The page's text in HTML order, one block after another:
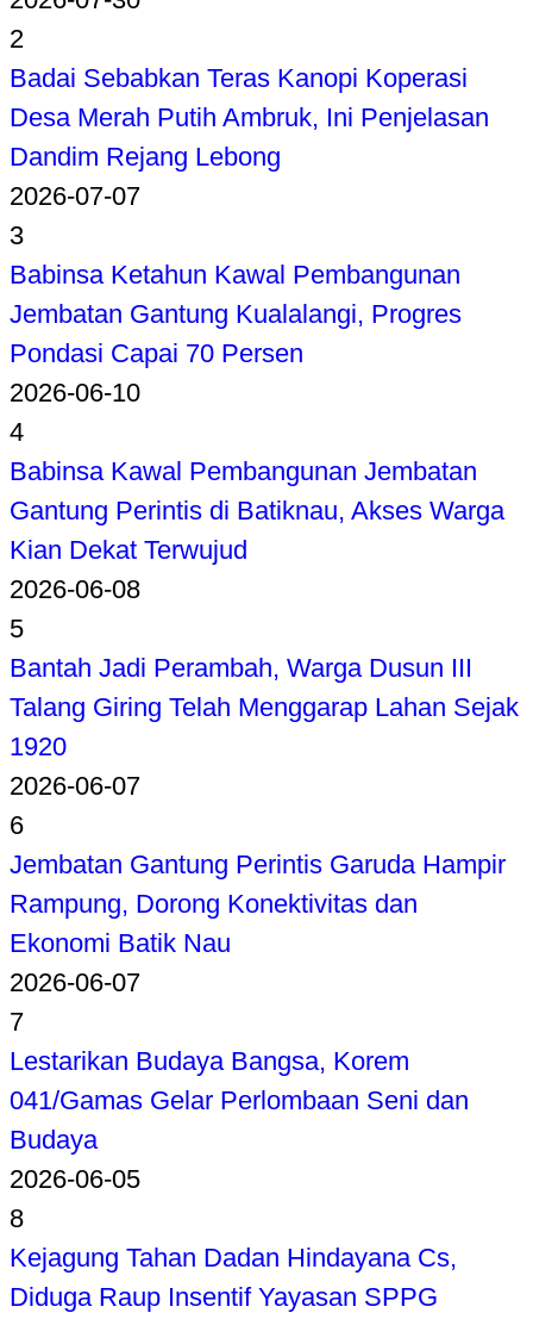
2
Badai Sebabkan Teras Kanopi Koperasi
Desa Merah Putih Ambruk, Ini Penjelasan
Dandim Rejang Lebong
2026-07-07
3
Babinsa Ketahun Kawal Pembangunan
Jembatan Gantung Kualalangi, Progres
Pondasi Capai 70 Persen
2026-06-10
4
Babinsa Kawal Pembangunan Jembatan
Gantung Perintis di Batiknau, Akses Warga
Kian Dekat Terwujud
2026-06-08
5
Bantah Jadi Perambah, Warga Dusun III
Talang Giring Telah Menggarap Lahan Sejak
1920
2026-06-07
6
Jembatan Gantung Perintis Garuda Hampir
Rampung, Dorong Konektivitas dan
Ekonomi Batik Nau
2026-06-07
7
Lestarikan Budaya Bangsa, Korem
041/Gamas Gelar Perlombaan Seni dan
Budaya
2026-06-05
8
Kejagung Tahan Dadan Hindayana Cs,
Diduga Raup Insentif Yayasan SPPG